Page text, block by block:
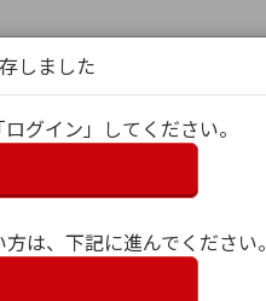
しました
グイン」してください。
は、下記に進んでください。